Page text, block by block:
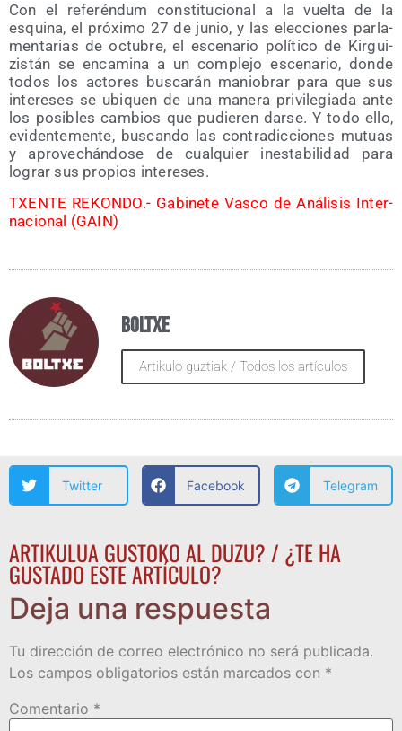
Con el refe­rén­dum cons­ti­tu­cio­nal a la vuel­ta de la
esqui­na, el pró­xi­mo 27 de junio, y las elec­cio­nes par­la­
men­ta­rias de octu­bre, el esce­na­rio polí­ti­co de Kir­gui­
zis­tán se enca­mi­na a un com­ple­jo esce­na­rio, don­de
todos los acto­res bus­ca­rán manio­brar para que sus
intere­ses se ubi­quen de una mane­ra pri­vi­le­gia­da ante
los posi­bles cam­bios que pudie­ren dar­se. Y todo ello,
evi­den­te­men­te, bus­can­do las con­tra­dic­cio­nes mutuas
y apro­ve­chán­do­se de cual­quier ines­ta­bi­li­dad para
lograr sus pro­pios intereses.
TXENTE REKONDO.- Gabi­ne­te Vas­co de Aná­li­sis Inter­
na­cio­nal (GAIN)
Boltxe
Artikulo guztiak / Todos los artículos
Twitter Facebook Telegram
ARTIKULUA GUSTOKO AL DUZU? / ¿TE HA
GUSTADO ESTE ARTÍCULO?
Deja una respuesta
Tu dirección de correo electrónico no será publicada.
Los campos obligatorios están marcados con *
Comentario *